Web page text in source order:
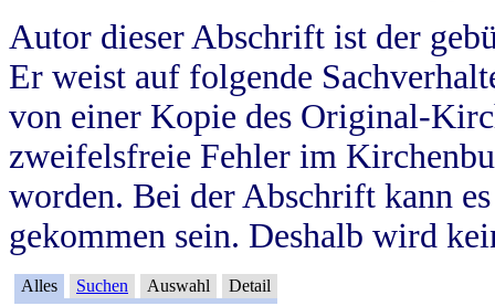
Autor dieser Abschrift ist der
Er weist auf folgende
von einer Kopie des Original-
zweifelsfreie Fehler im
worden. Bei der Abschrift kann
gekommen sein. Deshalb wird
Alles Suchen Auswahl Detail